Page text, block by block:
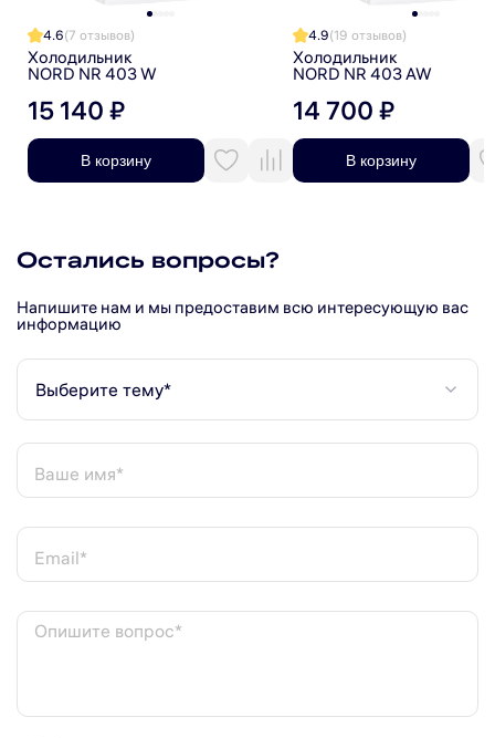
4.6(7 отзывов)
Холодильник
NORD NR 403 W
15 140 ₽
В корзину
4.9(19 отзывов)
Холодильник
NORD NR 403 AW
14 700 ₽
В корзину
Остались вопросы?
Напишите нам и мы предоставим всю интересующую вас
информацию
Выберите тему*
Ваше имя*
Email*
Опишите вопрос*